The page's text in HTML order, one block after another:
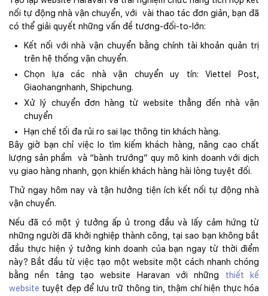
nối tự động nhà vận chuyển, với vài thao tác đơn giản, bạn đã
có thể giải quyết những vấn đề tương-đối-to-lớn:
Kết nối với nhà vận chuyển bằng chính tài khoản quản trị
trên hệ thống vận chuyển.
Chọn lựa các nhà vận chuyển uy tín: Viettel Post,
Giaohangnhanh, Shipchung.
Xử lý chuyển đơn hàng từ website thẳng đến nhà vận
chuyển
Hạn chế tối đa rủi ro sai lạc thông tin khách hàng.
Bây giờ bạn chỉ việc lo tìm kiếm khách hàng, nâng cao chất
lượng sản phẩm và “bành trướng” quy mô kinh doanh với dịch
vụ giao hàng nhanh, gọn khiến khách hàng hài lòng tuyệt đối.
Thử ngay hôm nay và tận hưởng tiện ích kết nối tự động nhà
vận chuyển.
Nếu đã có một ý tưởng ấp ủ trong đầu và lấy cảm hứng từ
những người đã khởi nghiệp thành công, tại sao bạn không bắt
đầu thực hiện ý tưởng kinh doanh của bạn ngay từ thời điểm
này? Bắt đầu từ việc tạo một website một cách nhanh chóng
bằng nền tảng tạo website Haravan với những thiết kế
website tuyệt đẹp để lưu trữ thông tin, thậm chí hiện thực hóa